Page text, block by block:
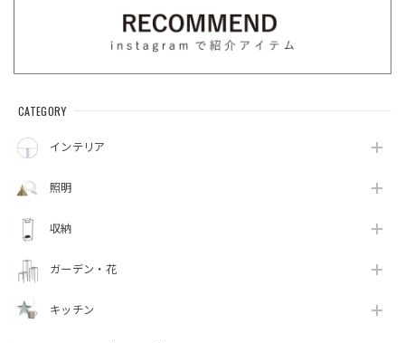
CATEGORY
インテリア
照明
収納
ガーデン・花
キッチン